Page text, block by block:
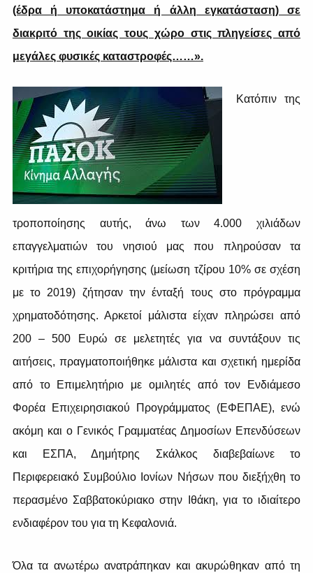
(έδρα ή υποκατάστημα ή άλλη εγκατάσταση) σε
διακριτό της οικίας τους χώρο στις πληγείσες από
μεγάλες φυσικές καταστροφές……».
Κατόπιν της
τροποποίησης αυτής, άνω των 4.000 χιλιάδων
επαγγελματιών του νησιού μας που πληρούσαν τα
κριτήρια της επιχορήγησης (μείωση τζίρου 10% σε σχέση
με το 2019) ζήτησαν την ένταξή τους στο πρόγραμμα
χρηματοδότησης. Αρκετοί μάλιστα είχαν πληρώσει από
200 – 500 Ευρώ σε μελετητές για να συντάξουν τις
αιτήσεις, πραγματοποιήθηκε μάλιστα και σχετική ημερίδα
από το Επιμελητήριο με ομιλητές από τον Ενδιάμεσο
Φορέα Επιχειρησιακού Προγράμματος (ΕΦΕΠΑΕ), ενώ
ακόμη και ο Γενικός Γραμματέας Δημοσίων Επενδύσεων
και
ΕΣΠΑ, Δημήτρης Σκάλκος διαβεβαίωνε το
Περιφερειακό Συμβούλιο Ιονίων Νήσων που διεξήχθη το
περασμένο Σαββατοκύριακο στην Ιθάκη, για το ιδιαίτερο
ενδιαφέρον του για τη Κεφαλονιά.
Όλα τα ανωτέρω ανατράπηκαν και ακυρώθηκαν από τη